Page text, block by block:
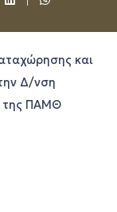
και
Δ/νση
της ΠΑΜΘ